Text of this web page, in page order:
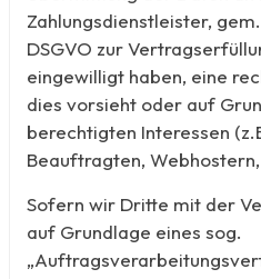
Zahlungsdienstleister,
DSGVO zur
eingewilligt haben, eine
dies vorsieht oder auf
berechtigten Interessen
Beauftragten,
Sofern wir Dritte mit der
auf Grundlage eines sog.